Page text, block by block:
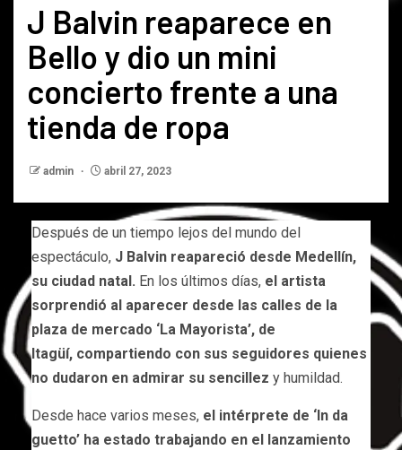
J Balvin reaparece en
Bello y dio un mini
concierto frente a una
tienda de ropa
admin abril 27, 2023
Después de un tiempo lejos del mundo del
espectáculo, J Balvin reapareció desde Medellín,
su ciudad natal. En los últimos días, el artista
sorprendió al aparecer desde las calles de la
plaza de mercado ‘La Mayorista’, de
Itagüí, compartiendo con sus seguidores quienes
no dudaron en admirar su sencillez y humildad.
Desde hace varios meses, el intérprete de ‘In da
guetto’ ha estado trabajando en el lanzamiento